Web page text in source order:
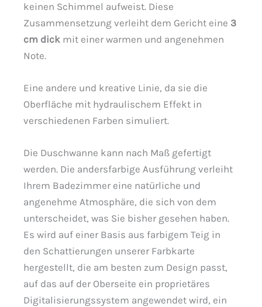
keinen Schimmel aufweist. Diese
Zusammensetzung verleiht dem Gericht eine 3
cm dick mit einer warmen und angenehmen
Note.
Eine andere und kreative Linie, da sie die
Oberfläche mit hydraulischem Effekt in
verschiedenen Farben simuliert.
Die Duschwanne kann nach Maß gefertigt
werden. Die andersfarbige Ausführung verleiht
Ihrem Badezimmer eine natürliche und
angenehme Atmosphäre, die sich von dem
unterscheidet, was Sie bisher gesehen haben.
Es wird auf einer Basis aus farbigem Teig in
den Schattierungen unserer Farbkarte
hergestellt, die am besten zum Design passt,
auf das auf der Oberseite ein proprietäres
Digitalisierungssystem angewendet wird, ein